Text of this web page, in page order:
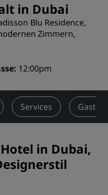
in Dubai
Blu Residence,
Zimmern,
12:00pm
Services
in Dubai,